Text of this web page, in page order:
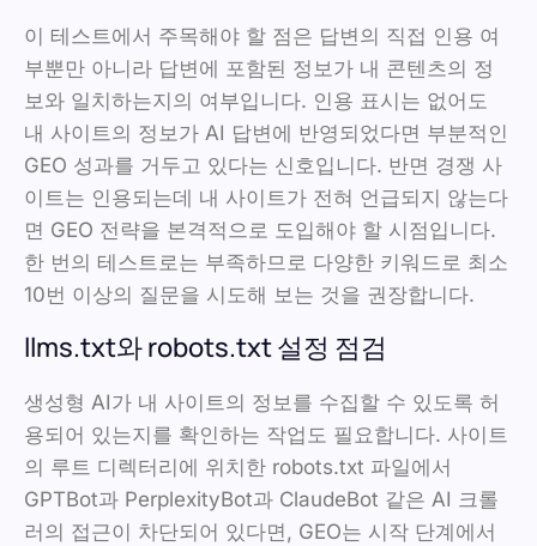
이 테스트에서 주목해야 할 점은 답변의 직접 인용 여
부뿐만 아니라 답변에 포함된 정보가 내 콘텐츠의 정
보와 일치하는지의 여부입니다. 인용 표시는 없어도
내 사이트의 정보가 AI 답변에 반영되었다면 부분적인
GEO 성과를 거두고 있다는 신호입니다. 반면 경쟁 사
이트는 인용되는데 내 사이트가 전혀 언급되지 않는다
면 GEO 전략을 본격적으로 도입해야 할 시점입니다.
한 번의 테스트로는 부족하므로 다양한 키워드로 최소
10번 이상의 질문을 시도해 보는 것을 권장합니다.
llms.txt와 robots.txt 설정 점검
생성형 AI가 내 사이트의 정보를 수집할 수 있도록 허
용되어 있는지를 확인하는 작업도 필요합니다. 사이트
의 루트 디렉터리에 위치한 robots.txt 파일에서
GPTBot과 PerplexityBot과 ClaudeBot 같은 AI 크롤
러의 접근이 차단되어 있다면, GEO는 시작 단계에서